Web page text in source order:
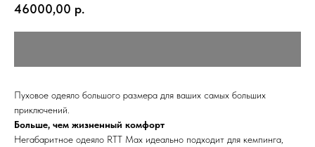
46000,00 р.
Пуховое одеяло большого размера для ваших самых больших
приключений.
Больше, чем жизненный комфорт
Негабаритное одеяло RTT Max идеально подходит для кемпинга,